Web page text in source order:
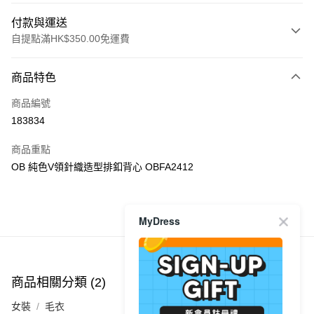
付款與運送
自提點滿HK$350.00免運費
信用卡
Apple Pay
PayMe
每筆HK$40.00，滿HK$350.00或以上免運費
付款後順豐站及營業點
每筆HK$40.00，滿HK$350.00或以上免運費
商品特色
商品編號
183834
商品重點
OB 純色V領針織造型排釦背心 OBFA2412
商品推薦
商品相關分類 (2)
女裝 毛衣
MyDress